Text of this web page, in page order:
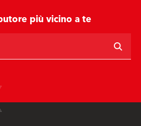
più vicino a te